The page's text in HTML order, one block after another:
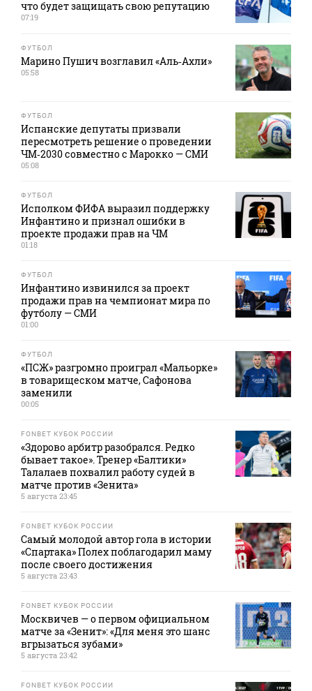
что будет защищать свою репутацию
07:19
ФУТБОЛ
Марино Пушич возглавил «Аль‑Ахли»
05:58
ФУТБОЛ
Испанские депутаты призвали
пересмотреть решение о проведении
ЧМ‑2030 совместно с Марокко — СМИ
05:08
ФУТБОЛ
Исполком ФИФА выразил поддержку
Инфантино и признал ошибки в
проекте продажи прав на ЧМ
01:18
ФУТБОЛ
Инфантино извинился за проект
продажи прав на чемпионат мира по
футболу — СМИ
01:00
ФУТБОЛ
«ПСЖ» разгромно проиграл «Мальорке»
в товарищеском матче, Сафонова
заменили
00:05
FONBET КУБОК РОССИИ
«Здорово арбитр разобрался. Редко
бывает такое». Тренер «Балтики»
Талалаев похвалил работу судей в
матче против «Зенита»
5 августа 23:45
FONBET КУБОК РОССИИ
Самый молодой автор гола в истории
«Спартака» Полех поблагодарил маму
после своего достижения
5 августа 23:43
FONBET КУБОК РОССИИ
Москвичев — о первом официальном
матче за «Зенит»: «Для меня это шанс
вгрызаться зубами»
5 августа 23:42
FONBET КУБОК РОССИИ